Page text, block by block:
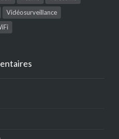
Vidéosurveillance